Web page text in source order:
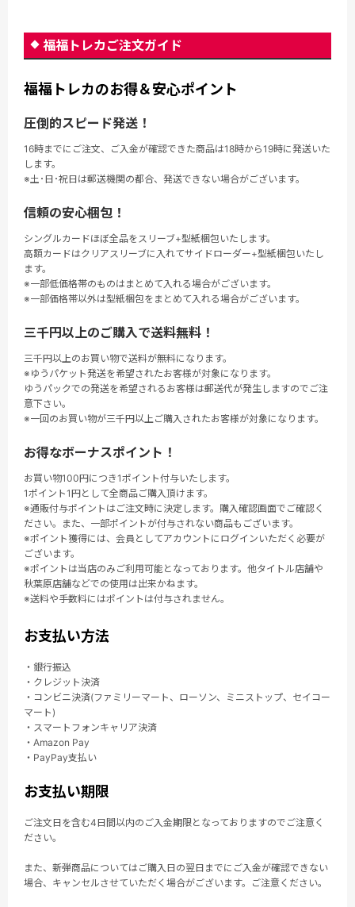
福福トレカご注文ガイド
福福トレカのお得＆安心ポイント
圧倒的スピード発送！
16時までにご注文、ご入金が確認できた商品は18時から19時に発送いた
します。
※土･日･祝日は郵送機関の都合、発送できない場合がございます。
信頼の安心梱包！
シングルカードほぼ全品をスリーブ+型紙梱包いたします。
高額カードはクリアスリーブに入れてサイドローダー+型紙梱包いたし
ます。
※一部低価格帯のものはまとめて入れる場合がございます。
※一部価格帯以外は型紙梱包をまとめて入れる場合がございます。
三千円以上のご購入で送料無料！
三千円以上のお買い物で送料が無料になります。
※ゆうパケット発送を希望されたお客様が対象になります。
ゆうパックでの発送を希望されるお客様は郵送代が発生しますのでご注
意下さい。
※一回のお買い物が三千円以上ご購入されたお客様が対象になります。
お得なボーナスポイント！
お買い物100円につき1ポイント付与いたします。
1ポイント1円として全商品ご購入頂けます。
※通販付与ポイントはご注文時に決定します。購入確認画面でご確認く
ださい。また、一部ポイントが付与されない商品もございます。
※ポイント獲得には、会員としてアカウントにログインいただく必要が
ございます。
※ポイントは当店のみご利用可能となっております。他タイトル店舗や
秋葉原店舗などでの使用は出来かねます。
※送料や手数料にはポイントは付与されません。
お支払い方法
・銀行振込
・クレジット決済
・コンビニ決済(ファミリーマート、ローソン、ミニストップ、セイコー
マート)
・スマートフォンキャリア決済
・Amazon Pay
・PayPay支払い
お支払い期限
ご注文日を含む4日間以内のご入金期限となっておりますのでご注意く
ださい。
また、新弾商品についてはご購入日の翌日までにご入金が確認できない
場合、キャンセルさせていただく場合がございます。ご注意ください。